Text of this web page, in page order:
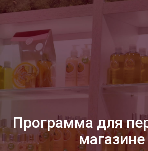
Программа для
магазине